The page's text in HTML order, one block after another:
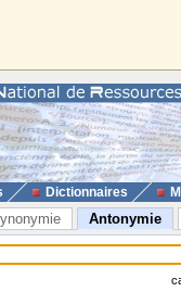
Dictionnaires
Antonymie